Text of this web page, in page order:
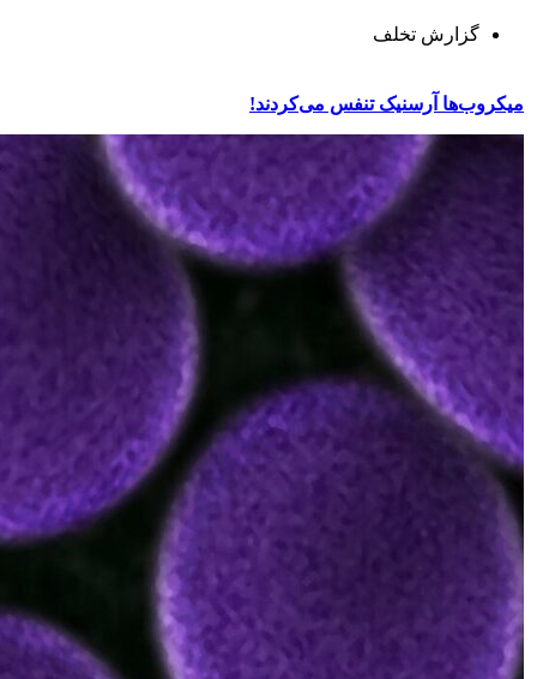
گزارش تخلف
میکروب‌ها آرسنیک تنفس می‌کردند!